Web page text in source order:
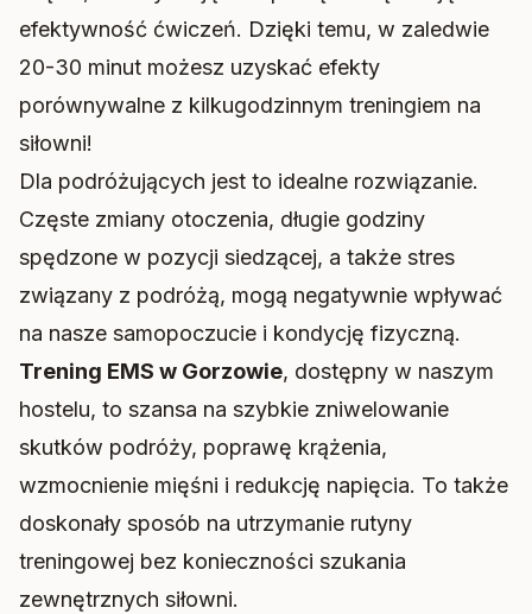
efektywność ćwiczeń. Dzięki temu, w zaledwie
20-30 minut możesz uzyskać efekty
porównywalne z kilkugodzinnym treningiem na
siłowni!
Dla podróżujących jest to idealne rozwiązanie.
Częste zmiany otoczenia, długie godziny
spędzone w pozycji siedzącej, a także stres
związany z podróżą, mogą negatywnie wpływać
na nasze samopoczucie i kondycję fizyczną.
Trening EMS w Gorzowie, dostępny w naszym
hostelu, to szansa na szybkie zniwelowanie
skutków podróży, poprawę krążenia,
wzmocnienie mięśni i redukcję napięcia. To także
doskonały sposób na utrzymanie rutyny
treningowej bez konieczności szukania
zewnętrznych siłowni.